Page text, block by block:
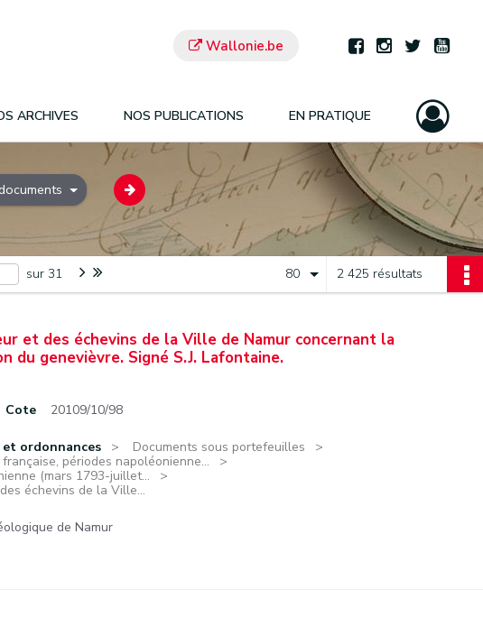
Wallonie.be
ARCHIVES NOS PUBLICATIONS EN PRATIQUE
sur 31 2 425 résultats
80
et des échevins de la Ville de Namur concernant la
du genevièvre. Signé S.J. Lafontaine.
Cote 20109/10/98
ordonnances
Documents sous portefeuilles
périodes napoléonienne...
(mars 1793-juillet...
échevins de la Ville...
de Namur